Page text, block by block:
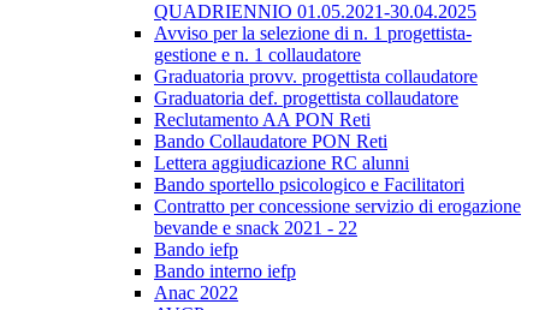
QUADRIENNIO 01.05.2021-30.04.2025
Avviso per la selezione di n. 1 progettista-
gestione e n. 1 collaudatore
Graduatoria provv. progettista collaudatore
Graduatoria def. progettista collaudatore
Reclutamento AA PON Reti
Bando Collaudatore PON Reti
Lettera aggiudicazione RC alunni
Bando sportello psicologico e Facilitatori
Contratto per concessione servizio di erogazione
bevande e snack 2021 - 22
Bando iefp
Bando interno iefp
Anac 2022